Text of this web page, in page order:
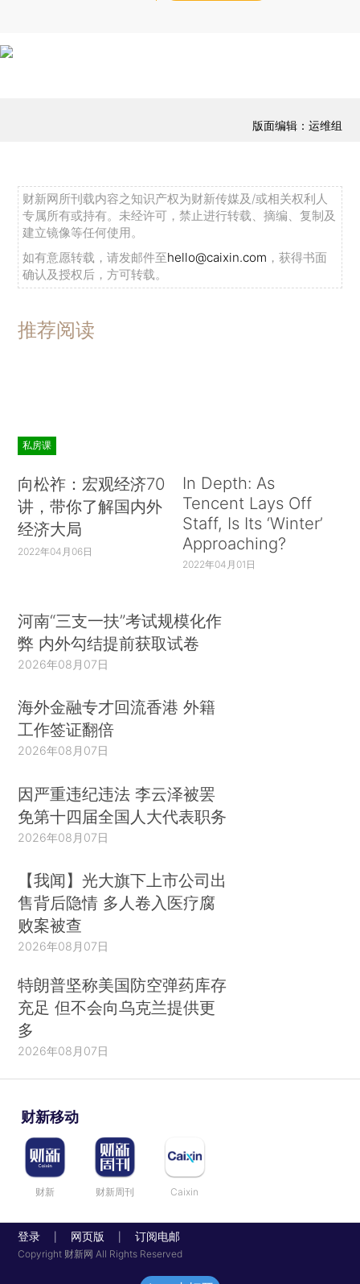
版面编辑：运维组
财新网所刊载内容之知识产权为财新传媒及/或相关权利人
专属所有或持有。未经许可，禁止进行转载、摘编、复制及
建立镜像等任何使用。
如有意愿转载，请发邮件至hello@caixin.com ，获得书面
确认及授权后，方可转载。
推荐阅读
私房课
向松祚：宏观经济70
讲，带你了解国内外
经济大局
2022年04月06日
In Depth: As
Tencent Lays Off
Staff, Is Its ‘Winter’
Approaching?
2022年04月01日
河南“三支一扶”考试规模化作
弊 内外勾结提前获取试卷
2026年08月07日
海外金融专才回流香港 外籍
工作签证翻倍
2026年08月07日
因严重违纪违法 李云泽被罢
免第十四届全国人大代表职务
2026年08月07日
【我闻】光大旗下上市公司出
售背后隐情 多人卷入医疗腐
败案被查
2026年08月07日
特朗普坚称美国防空弹药库存
充足 但不会向乌克兰提供更
多
2026年08月07日
财新移动
财新 财新周刊 Caixin
登录 网页版 订阅电邮
Copyright 财新网 All Rights Reserved